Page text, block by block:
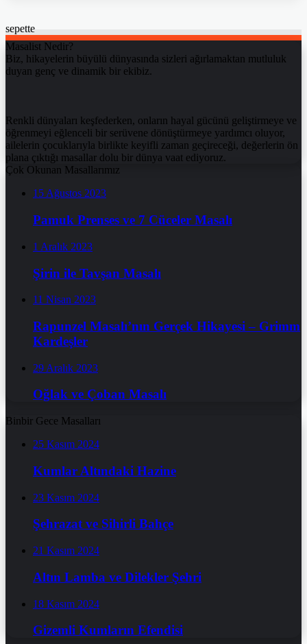
sepette
Masalist Nedir?
Biz, hikayelerin büyülü dünyasında sizleri ağırlamaktan mutluluk
duyan genç ve dinamik bir ekibiz.
Renkli dünyaları keşfederken, onların hayal gücünü geliştirmeye ve
öğrenmeyi eğlenceli bir serüvene dönüştürmeye yardımcı oluyor,
ailelerin çocuklarıyla birlikte keyifli zaman geçireceği, değerlerin ön
plana çıktığı masallar dolu bir dünya vaat ediyoruz.
Çok Okunan Masallarımız
15 Ağustos 2023
Pamuk Prenses ve 7 Cüceler Masalı
1 Aralık 2023
Şirin ile Tavşan Masalı
11 Nisan 2023
Rapunzel Masalı’nın Gerçek Hikayesi – Grimm
Kardeşler
29 Aralık 2023
Oğlak ve Çoban Masalı
Binbir Gece Masalları
25 Kasım 2024
Kumlar Altındaki Hazine
23 Kasım 2024
Şehrazat ve Sihirli Bahçe
21 Kasım 2024
Altın Lamba ve Dilekler Şehri
18 Kasım 2024
Gizemli Kumların Efendisi